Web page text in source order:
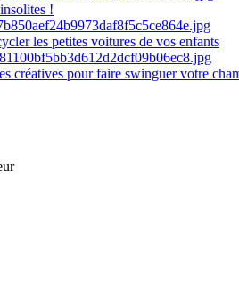
!
les petites voitures de vos enfants
créatives pour faire swinguer votre